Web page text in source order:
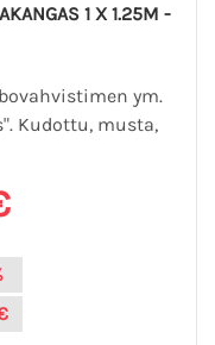
1 X 1.25M -
ym.
Kudottu, musta,